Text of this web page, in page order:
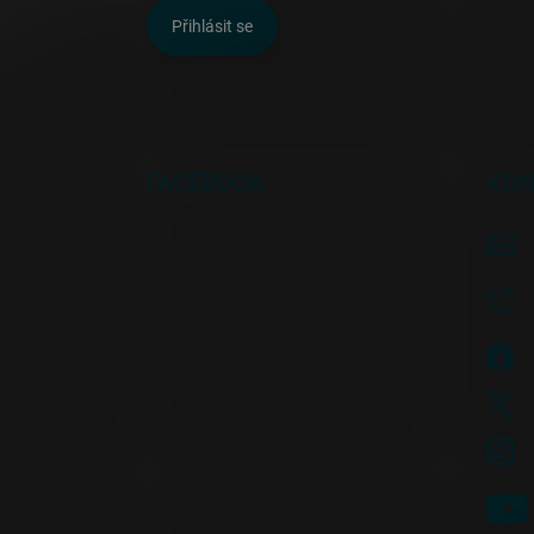
Přihlásit se